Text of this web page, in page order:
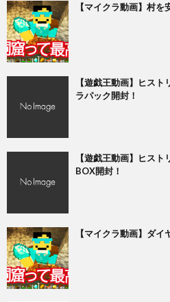
【マイクラ動画】村を
【遊戯王動画】ヒス
ラパック開封！
【遊戯王動画】ヒス
BOX開封！
【マイクラ動画】ダイ